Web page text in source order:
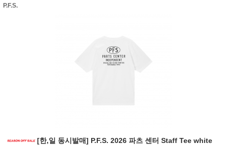
P.F.S.
[한,일 동시발매] P.F.S. 2026 파츠 센터 Staff Tee white